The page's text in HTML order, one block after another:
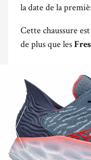
la date de la
Cette chaussure
de plus que les